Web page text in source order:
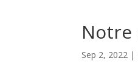
Notre
Sep 2, 2022 |